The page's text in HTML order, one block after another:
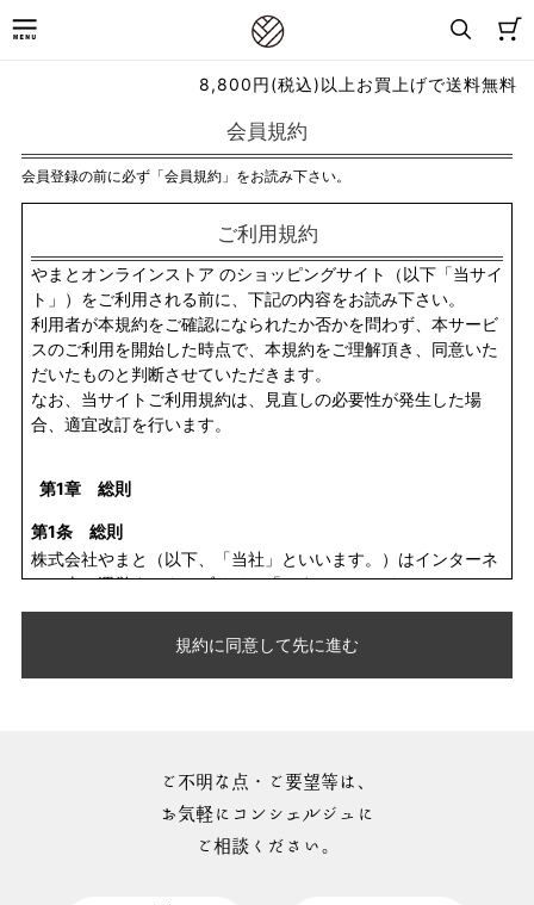
8,800円(税込)以上お買上げで送料無料
会員規約
会員登録の前に必ず「会員規約」をお読み下さい。
ご利用規約
やまとオンラインストア のショッピングサイト（以下「当サイ
ト」）をご利用される前に、下記の内容をお読み下さい。
利用者が本規約をご確認になられたか否かを問わず、本サービ
スのご利用を開始した時点で、本規約をご理解頂き、同意いた
だいたものと判断させていただきます。
なお、当サイトご利用規約は、見直しの必要性が発生した場
合、適宜改訂を行います。
第1章 総則
第1条 総則
株式会社やまと（以下、「当社」といいます。）はインターネ
ット上で運営するウェブサイト「やまとオンラインストア」
（以下、「本サイト」といいます。）において、当社が会員、
会員以外のお客様もしくはその他のご利用者（以下、「ご利用
者」といいます。）に提供するサービス（以下、「本サービ
ス」といいます。）のご利用規約として、本規約を定めます。
第2条 規約の範囲と変更
れます。本サイトをご利用された際は、ご利用者は本規約にご
同意されご承諾されたものとみなされます。
規約に同意して先に進む
ご不明な点・ご要望等は、
お気軽にコンシェルジュに
ご相談ください。